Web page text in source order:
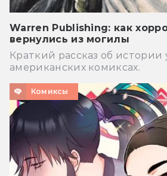
Warren Publishing: как
вернулись из могилы
Краткий рассказ об истории
американских комиксах.
Комиксы